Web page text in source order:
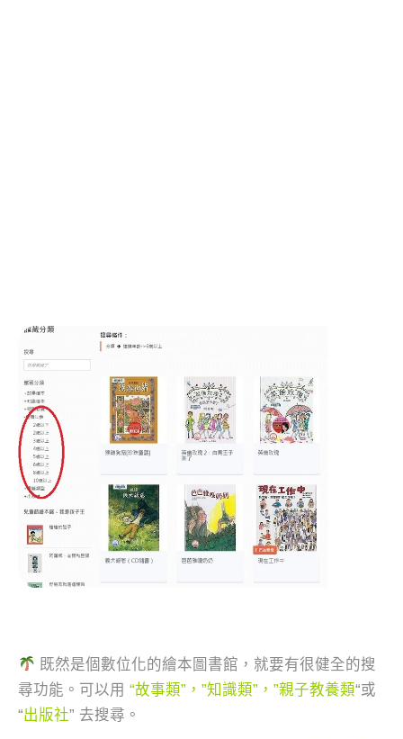
既然是個數位化的繪本圖書館，就要有很健全的搜
尋功能。可以用 “故事類”，”知識類”，”親子教養類“或
“出版社” 去搜尋。